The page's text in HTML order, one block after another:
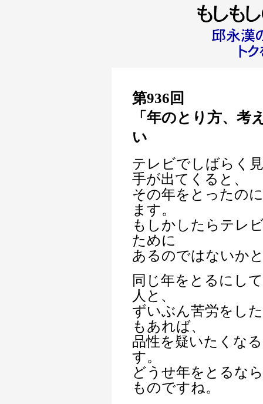
第936回
「年のとり方、考
い
テレビでしばらく
手が出てくると、
その年をとったの
ます。
もしかしたらテレ
ために
あるのではないか
同じ年をとるにし
人と、
ずいぶん苦労をし
もあれば、
品性を疑いたくな
す。
どうせ年をとるな
ものですね。